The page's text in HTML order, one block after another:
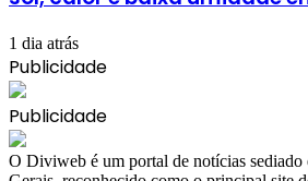
1 dia atrás
Publicidade
Publicidade
​O Diviweb é um portal de notícias